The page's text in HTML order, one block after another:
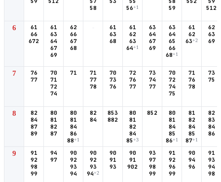
58
56+1
59
512
6
61
66
672
61
63
64
67
69
62
66
67
68
-
61
63
68
61
62
63
64+1
63
64
67
69
63
64
65
66
68+1
61
62
63+2
62
63
69
7
76
77
70
71
72
74
71
71
77
78
70
73
76
72
76
77
73
74
77
70
72
74
75
71
76
78
73
75
8
82
84
87
89
80
81
82
87
80
81
84
86
88+1
82
84
853
882
80
81
82
84
85+3
852
80
81
84
85
86+1
81
82
84
85
87+1
82
83
84
86
9
91
92
98
99
94
97
90
92
93
94
90
92
93
94+2
90
91
93
90
91
902
93
97
98
99
91
92
96
99
90
94
96
91
93
94
98